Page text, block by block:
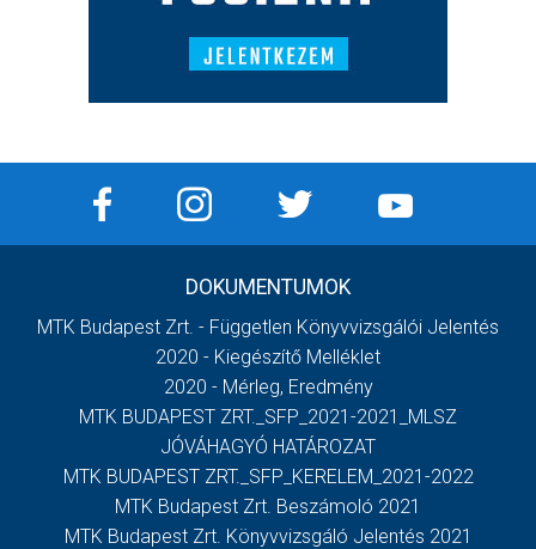
DOKUMENTUMOK
MTK Budapest Zrt. - Független Könyvvizsgálói Jelentés
2020 - Kiegészítő Melléklet
2020 - Mérleg, Eredmény
MTK BUDAPEST ZRT._SFP_2021-2021_MLSZ
JÓVÁHAGYÓ HATÁROZAT
MTK BUDAPEST ZRT._SFP_KERELEM_2021-2022
MTK Budapest Zrt. Beszámoló 2021
MTK Budapest Zrt. Könyvvizsgáló Jelentés 2021